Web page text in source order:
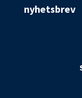
nyhetsbrev